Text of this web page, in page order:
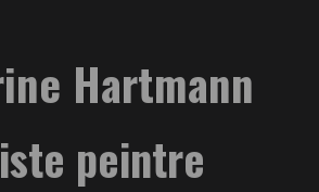
Hartmann
peintre